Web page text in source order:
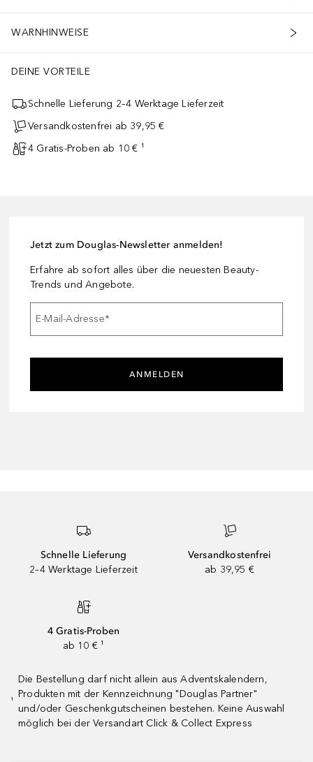
WARNHINWEISE
DEINE VORTEILE
Schnelle Lieferung 2–4 Werktage Lieferzeit
Versandkostenfrei ab 39,95 €
4 Gratis-Proben ab 10 € ¹
Jetzt zum Douglas-Newsletter anmelden!
Erfahre ab sofort alles über die neuesten Beauty-
Trends und Angebote.
E-Mail-Adresse*
ANMELDEN
Schnelle Lieferung
2–4 Werktage Lieferzeit
Versandkostenfrei
ab 39,95 €
4 Gratis-Proben
ab 10 € ¹
¹
Die Bestellung darf nicht allein aus Adventskalendern,
Produkten mit der Kennzeichnung "Douglas Partner"
und/oder Geschenkgutscheinen bestehen. Keine Auswahl
möglich bei der Versandart Click & Collect Express